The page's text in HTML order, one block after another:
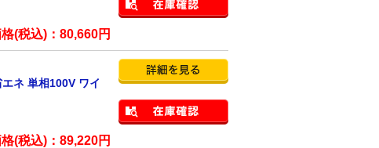
(税込)： 80,660円
ネ 単相100V ワイ
(税込)： 89,220円